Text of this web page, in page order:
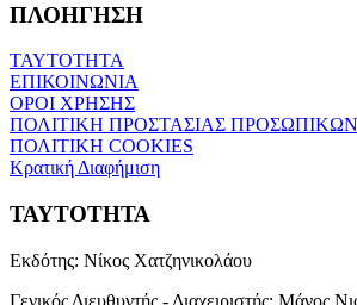
ΠΛΟΗΓΗΣΗ
ΤΑΥΤΟΤΗΤΑ
ΕΠΙΚΟΙΝΩΝΙΑ
ΟΡΟΙ ΧΡΗΣΗΣ
ΠΟΛΙΤΙΚΗ ΠΡΟΣΤΑΣΙΑΣ
ΠΟΛΙΤΙΚΗ COOKIES
Κρατική Διαφήμιση
ΤΑΥΤΟΤΗΤΑ
Εκδότης: Νίκος Χατζηνικολάου
Γενικός Διευθυντής - Διαχειριστής: Μάνος